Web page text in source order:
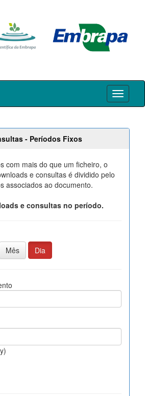
- Períodos Fixos
com mais do que um ficheiro, o
e consultas é dividido pelo
associados ao documento.
e consultas no período.
Mês Dia